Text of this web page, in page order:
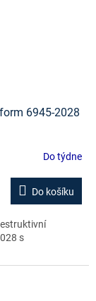
6945-2028
Do týdne
Do košíku
s